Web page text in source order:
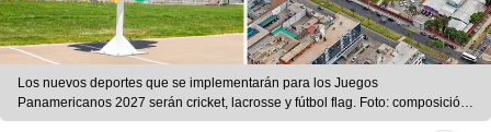
Los nuevos deportes que se implementarán para los Juegos
Panamericanos 2027 serán cricket, lacrosse y fútbol flag. Foto: composición
LR/ el Vocero/ difusión.